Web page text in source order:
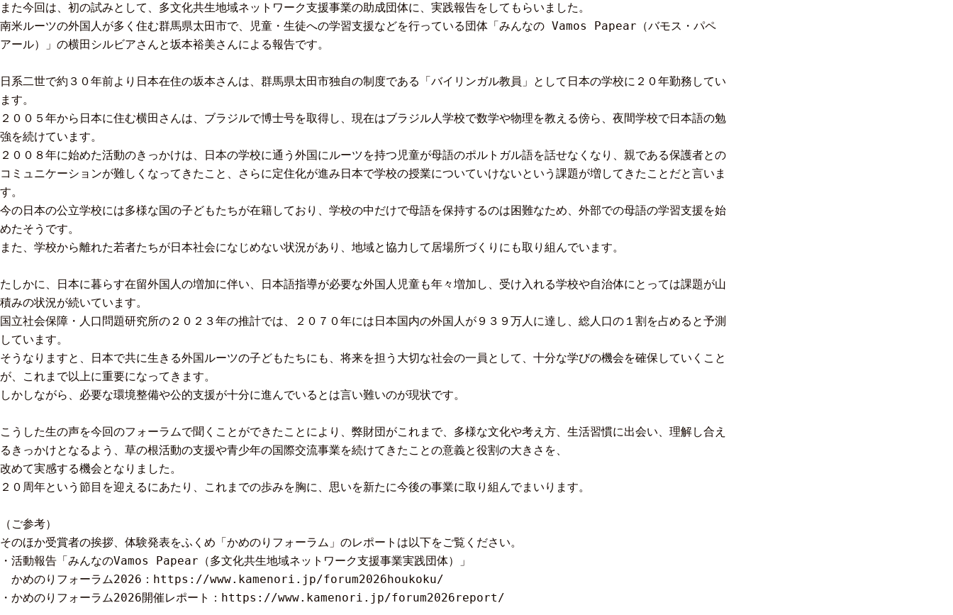
また今回は、初の試みとして、多文化共生地域ネットワーク支援事業の助成団体に、実践報告をしてもらいました。
南米ルーツの外国人が多く住む群馬県太田市で、児童・生徒への学習支援などを行っている団体「みんなの Vamos Papear（バモス・パペ
アール）」の横田シルビアさんと坂本裕美さんによる報告です。
日系二世で約３０年前より日本在住の坂本さんは、群馬県太田市独自の制度である「バイリンガル教員」として日本の学校に２０年勤務してい
ます。
２００５年から日本に住む横田さんは、ブラジルで博士号を取得し、現在はブラジル人学校で数学や物理を教える傍ら、夜間学校で日本語の勉
強を続けています。
２００８年に始めた活動のきっかけは、日本の学校に通う外国にルーツを持つ児童が母語のポルトガル語を話せなくなり、親である保護者との
コミュニケーションが難しくなってきたこと、さらに定住化が進み日本で学校の授業についていけないという課題が増してきたことだと言いま
す。
今の日本の公立学校には多様な国の子どもたちが在籍しており、学校の中だけで母語を保持するのは困難なため、外部での母語の学習支援を始
めたそうです。
また、学校から離れた若者たちが日本社会になじめない状況があり、地域と協力して居場所づくりにも取り組んでいます。
たしかに、日本に暮らす在留外国人の増加に伴い、日本語指導が必要な外国人児童も年々増加し、受け入れる学校や自治体にとっては課題が山
積みの状況が続いています。
国立社会保障・人口問題研究所の２０２３年の推計では、２０７０年には日本国内の外国人が９３９万人に達し、総人口の１割を占めると予測
しています。
そうなりますと、日本で共に生きる外国ルーツの子どもたちにも、将来を担う大切な社会の一員として、十分な学びの機会を確保していくこと
が、これまで以上に重要になってきます。
しかしながら、必要な環境整備や公的支援が十分に進んでいるとは言い難いのが現状です。
こうした生の声を今回のフォーラムで聞くことができたことにより、弊財団がこれまで、多様な文化や考え方、生活習慣に出会い、理解し合え
るきっかけとなるよう、草の根活動の支援や青少年の国際交流事業を続けてきたことの意義と役割の大きさを、
改めて実感する機会となりました。
２０周年という節目を迎えるにあたり、これまでの歩みを胸に、思いを新たに今後の事業に取り組んでまいります。
（ご参考）
そのほか受賞者の挨拶、体験発表をふくめ「かめのりフォーラム」のレポートは以下をご覧ください。
・活動報告「みんなのVamos Papear（多文化共生地域ネットワーク支援事業実践団体）」
かめのりフォーラム2026：https://www.kamenori.jp/forum2026houkoku/
・かめのりフォーラム2026開催レポート：https://www.kamenori.jp/forum2026report/